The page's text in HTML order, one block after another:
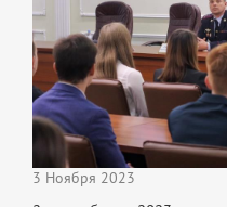
3 Ноября 2023